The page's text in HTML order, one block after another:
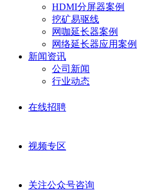
HDMI分屏器案例
挖矿易驱线
网咖延长器案例
网络延长器应用案例
新闻资讯
公司新闻
行业动态
在线招聘
视频专区
关注公众号咨询